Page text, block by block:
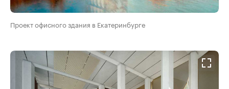
Проект офисного здания в Екатеринбурге